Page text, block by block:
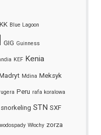
Blue Lagoon
GIG Guinness
KEF Kenia
Mdina Meksyk
Peru rafa koralowa
snorkeling STN SXF
Włochy zorza